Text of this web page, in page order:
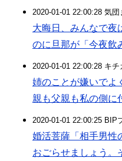
2020-01-01 22:00:28 気
大晦日、みんなで夜
のに旦那が「今夜飲
2020-01-01 22:00:28 キ
姉のことが嫌いでよ
親も父親も私の側に
2020-01-01 22:00:25 BIP
婚活菩薩「相手男性
おごらせましょう。